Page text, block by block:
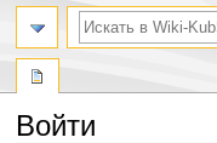
Войти